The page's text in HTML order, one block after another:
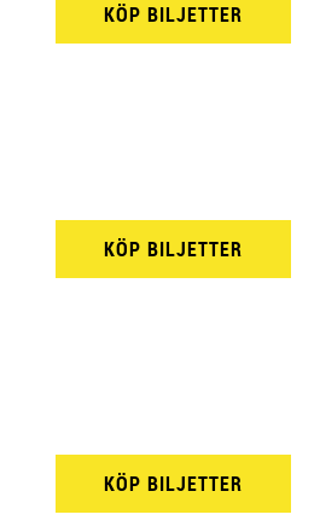
KÖP BILJETTER
KÖP BILJETTER
KÖP BILJETTER